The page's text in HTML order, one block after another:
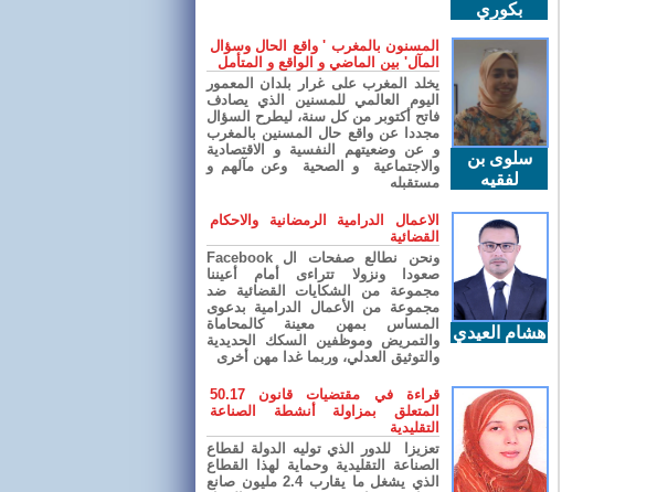
بكوري
سلوى بن
لفقيه
المسنون بالمغرب ' واقع الحال وسؤال
المآل' بين الماضي و الواقع و المتأمل
يخلد المغرب على غرار بلدان المعمور
اليوم العالمي للمسنين الذي يصادف
فاتح أكتوبر من كل سنة، ليطرح السؤال
مجددا عن واقع حال المسنين بالمغرب
و عن وضعيتهم النفسية و الاقتصادية
والاجتماعية و الصحية وعن مآلهم و
مستقبله
هشام العيدي
الاعمال الدرامية الرمضانية والاحكام
القضائية
ونحن نطالع صفحات ال Facebook
صعودا ونزولا تتراءى أمام أعيننا
مجموعة من الشكايات القضائية ضد
مجموعة من الأعمال الدرامية بدعوى
المساس بمهن معينة كالمحاماة
والتمريض وموظفين السكك الحديدية
والتوثيق العدلي، وربما غدا مهن أخرى
قراءة في مقتضيات قانون 50.17
المتعلق بمزاولة أنشطة الصناعة
التقليدية
تعزيزا للدور الذي توليه الدولة لقطاع
الصناعة التقليدية وحماية لهذا القطاع
الذي يشغل ما يقارب 2.4 مليون صانع